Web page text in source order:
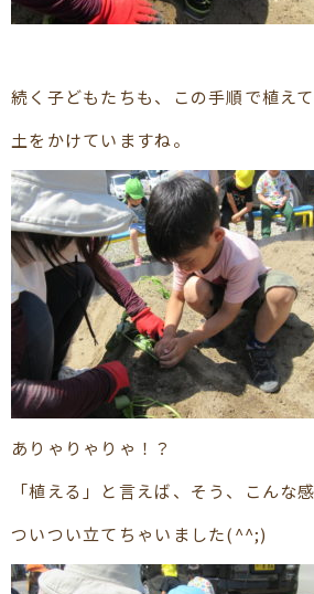
続く子どもたちも、この手順で植えて
土をかけていますね。
ありゃりゃりゃ！？
「植える」と言えば、そう、こんな
ついつい立てちゃいました(^^;)